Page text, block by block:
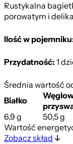
Rustykalna
porowatym i
Ilość w
Przydatność:1
Średnia wartość
Białko
6,9 g
50,5 g
Wartość
Zobacz skład